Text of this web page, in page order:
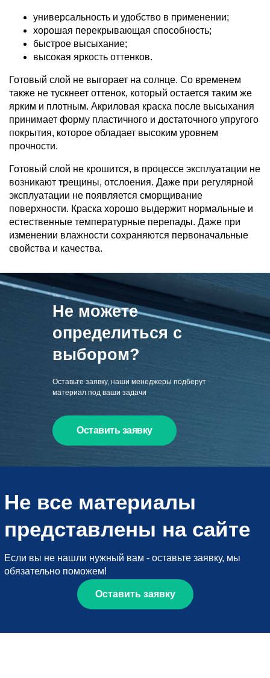
универсальность и удобство в применении;
хорошая перекрывающая способность;
быстрое высыхание;
высокая яркость оттенков.
Готовый слой не выгорает на солнце. Со временем
также не тускнеет оттенок, который остается таким же
ярким и плотным. Акриловая краска после высыхания
принимает форму пластичного и достаточного упругого
покрытия, которое обладает высоким уровнем
прочности.
Готовый слой не крошится, в процессе эксплуатации не
возникают трещины, отслоения. Даже при регулярной
эксплуатации не появляется сморщивание
поверхности. Краска хорошо выдержит нормальные и
естественные температурные перепады. Даже при
изменении влажности сохраняются первоначальные
свойства и качества.
Не можете
определиться с
выбором?
Оставьте заявку, наши менеджеры подберут
материал под ваши задачи
Оставить заявку
Не все материалы
представлены на сайте
Если вы не нашли нужный вам - оставьте заявку, мы
обязательно поможем!
Оставить заявку